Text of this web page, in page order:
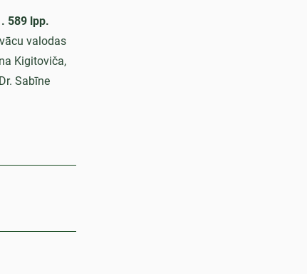
589 lpp.
valodas
Kigitoviča,
Sabīne